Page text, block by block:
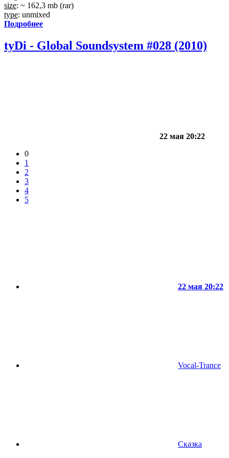
size: ~ 162,3 mb (rar)
type: unmixed
Подробнее
tyDi - Global Soundsystem #028 (2010)
22 мая 20:22
0
1
2
3
4
5
22 мая 20:22
Vocal-Trance
Сказка